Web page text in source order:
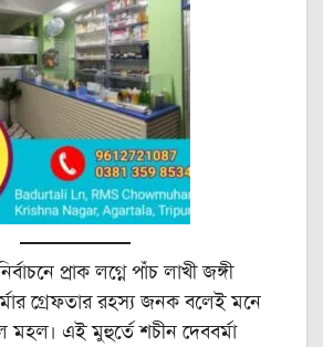
প্রাক লগ্নে পাঁচ লাখী জঙ্গী
গ্রেফতার রহস্য জনক বলেই মনে
মহল। এই মুহুর্তে শচীন দেববর্মা